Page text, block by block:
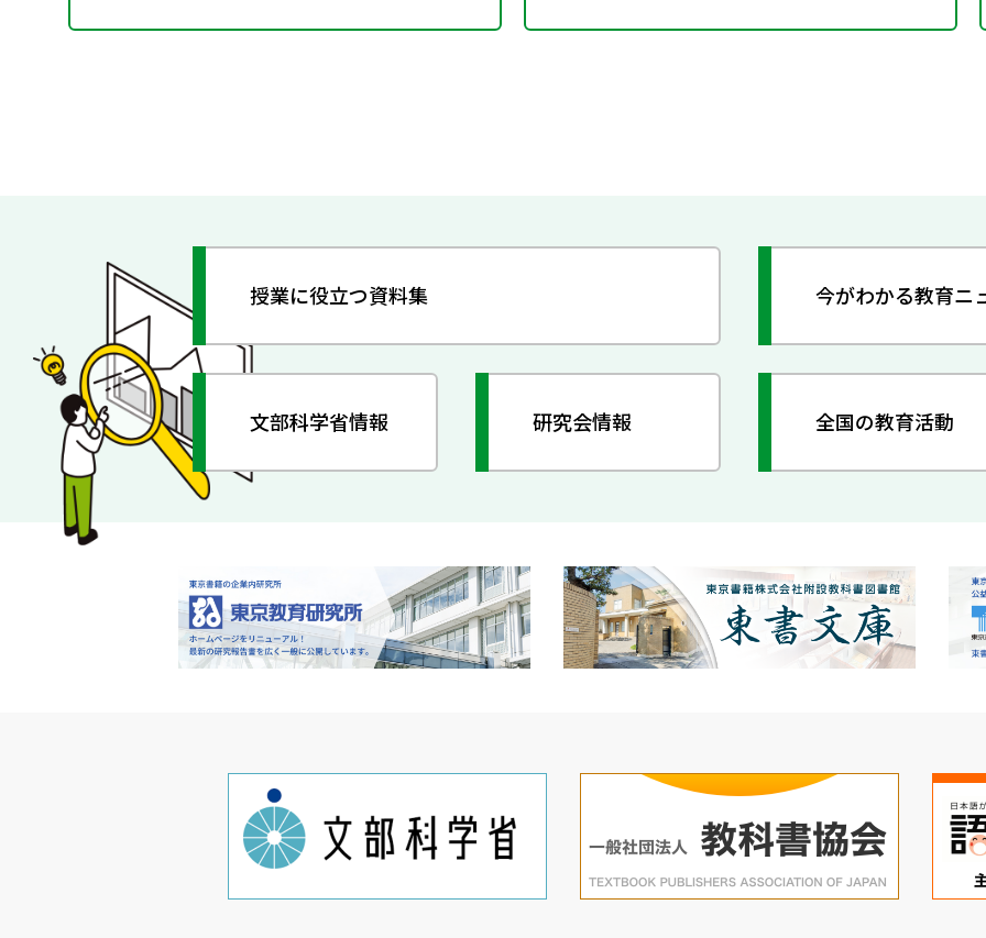
授業に役立つ資料集 今がわかる教育ニ
文部科学省情報 研究会情報 全国の教育活動